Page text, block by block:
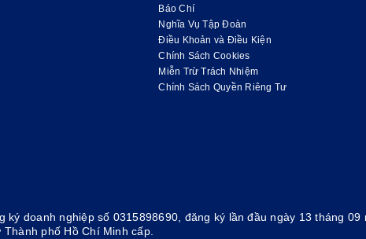
Báo Chí
Nghĩa Vụ Tập Đoàn
Điều Khoản và Điều Kiện
Chính Sách Cookies
Miễn Trừ Trách Nhiệm
Chính Sách Quyền Riêng Tư
doanh nghiệp số 0315898690, đăng ký lần đầu ngày 13 tháng 09
phố Hồ Chí Minh cấp.